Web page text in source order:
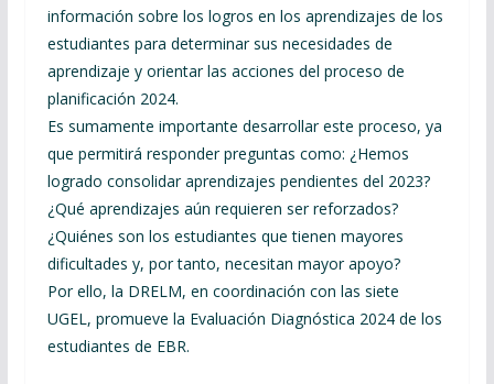
información sobre los logros en los aprendizajes de los
estudiantes para determinar sus necesidades de
aprendizaje y orientar las acciones del proceso de
planificación 2024.
Es sumamente importante desarrollar este proceso, ya
que permitirá responder preguntas como: ¿Hemos
logrado consolidar aprendizajes pendientes del 2023?
¿Qué aprendizajes aún requieren ser reforzados?
¿Quiénes son los estudiantes que tienen mayores
dificultades y, por tanto, necesitan mayor apoyo?
Por ello, la DRELM, en coordinación con las siete
UGEL, promueve la Evaluación Diagnóstica 2024 de los
estudiantes de EBR.